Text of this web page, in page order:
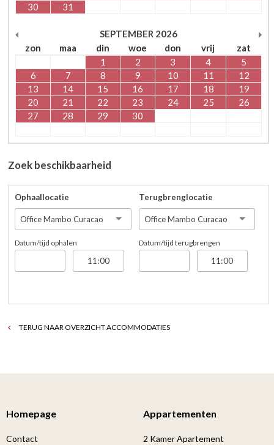
30
31
SEPTEMBER 2026
zon
maa din woe don vrij
zat
1
2 3 4
5
6
7 8 9 10 11
12
13
14 15 16 17 18
19
20
21 22 23 24 25
26
27
28 29 30
Zoek beschikbaarheid
Ophaallocatie
Office Mambo Curacao
Datum/tijd ophalen
Terugbrenglocatie
Office Mambo Curacao
Datum/tijd terugbrengen
TERUG NAAR OVERZICHT ACCOMMODATIES
Homepage
Contact
Appartementen
2 Kamer Apartement